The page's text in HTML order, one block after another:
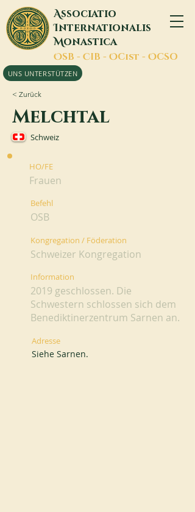
Associatio
Internationalis
Monastica
OSB - CIB - OCist - OCSO
UNS UNTERSTÜTZEN
< Zurück
Melchtal
Schweiz
HO/FE
Frauen
Befehl
OSB
Kongregation / Föderation
Schweizer Kongregation
Information
2019 geschlossen. Die
Schwestern schlossen sich dem
Benediktinerzentrum Sarnen an.
Adresse
Siehe Sarnen.